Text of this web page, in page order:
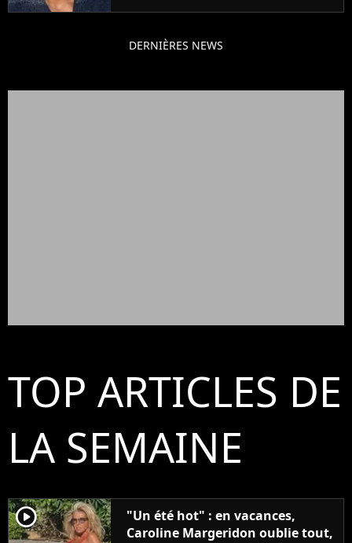
DERNIÈRES NEWS
TOP ARTICLES DE
LA SEMAINE
player2
"Un été hot" : en vacances,
Caroline Margeridon oublie tout,